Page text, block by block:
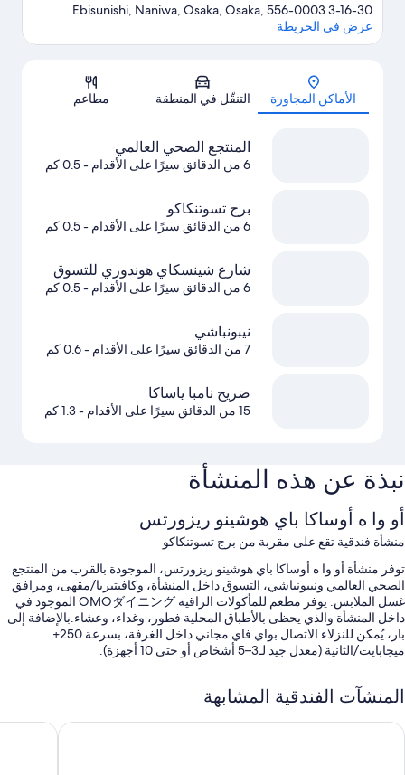
الخريطة
3-16-30 Ebisunishi, Naniwa, Osaka, Osaka, 556-0003
عرض في الخريطة
الأماكن المجاورة التنقّل في المنطقة مطاعم
المنتجع الصحي العالمي
6 من الدقائق سيرًا على الأقدام - 0.5 كم
برج تسوتنكاكو
6 من الدقائق سيرًا على الأقدام - 0.5 كم
شارع شينسكاي هوندوري للتسوق
6 من الدقائق سيرًا على الأقدام - 0.5 كم
نيبونباشي
7 من الدقائق سيرًا على الأقدام - 0.6 كم
ضريح نامبا ياساكا
15 من الدقائق سيرًا على الأقدام - 1.3 كم
نبذة عن هذه المنشأة
أو وا ه أوساكا باي هوشينو ريزورتس
منشأة فندقية تقع على مقربة من برج تسوتنكاكو
توفر منشأة أو وا ه أوساكا باي هوشينو ريزورتس، الموجودة بالقرب من المنتجع
الصحي العالمي ونيبونباشي، التسوق داخل المنشأة، وكافيتيريا/مقهى، ومرافق
غسل الملابس. يوفر مطعم للمأكولات الراقية OMOダイニング الموجود في
داخل المنشأة والذي يحظى بالأطباق المحلية فطور، وغداء، وعشاء.بالإضافة إلى
بار، يُمكن للنزلاء الاتصال بواي فاي مجاني داخل الغرفة، بسرعة 250+
ميجابايت/الثانية (معدل جيد لـ3–5 أشخاص أو حتى 10 أجهزة).
بوفيه فطور (برسوم إضافية)، وحافلة للتوصيل من وإلى مدينة الملاهي،
وصف السيارة بمعرفة النزيل (بتكلفة إضافية)
المنشآت الفندقية المشابهة
أو و ك نيساي أيربورت باي هوشينو ريزورتس هوتل